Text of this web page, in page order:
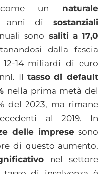
come un naturale
anni di sostanziali
sono saliti a 17,0
dalla fascia
14 miliardi di euro
Il tasso di default
nella prima metà del
del 2023, ma rimane
al 2019. In
delle imprese sono
di questo aumento,
nel settore